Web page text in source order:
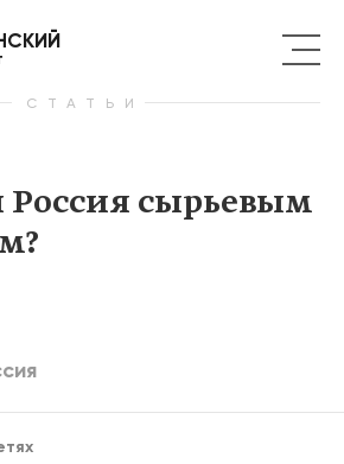
СТАТЬИ
Россия сырьевым